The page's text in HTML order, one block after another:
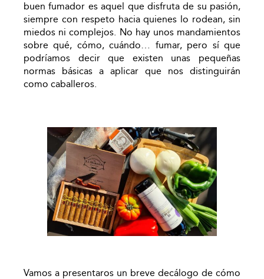
buen fumador es aquel que disfruta de su pasión,
siempre con respeto hacia quienes lo rodean, sin
miedos ni complejos. No hay unos mandamientos
sobre qué, cómo, cuándo… fumar, pero sí que
podríamos decir que existen unas pequeñas
normas básicas a aplicar que nos distinguirán
como caballeros.
Vamos a presentaros un breve decálogo de cómo